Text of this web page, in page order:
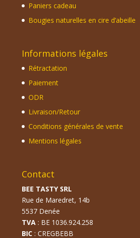
Paniers cadeau
Bougies naturelles en cire d’abeille
Informations légales
Rétractation
Paiement
ODR
Livraison/Retour
Conditions générales de vente
Mentions légales
Contact
BEE TASTY SRL
Rue de Maredret, 14b
5537 Denée
TVA: BE 1036.924.258
BIC: CREGBEBB